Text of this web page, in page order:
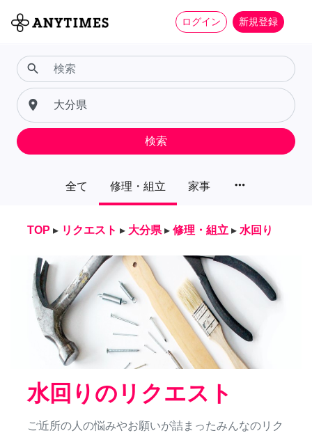
ログイン 新規登録
全て 修理・組立 家事 more_horiz
search
place
検索
TOP ▸ リクエスト ▸ 大分県 ▸ 修理・組立 ▸ 水回り
水回りのリクエスト
ご近所の人の悩みやお願いが詰まったみんなのリク